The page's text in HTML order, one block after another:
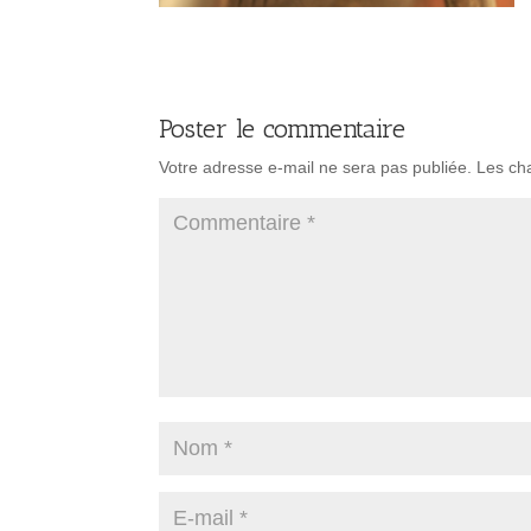
Poster le commentaire
Votre adresse e-mail ne sera pas publiée. Les